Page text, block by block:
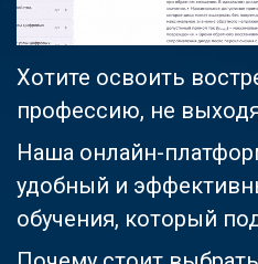
Хотите освоить
профессию, не
Наша онлайн-
удобный и
обучения, который